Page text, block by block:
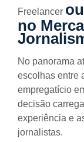
Freelancer
no
No panorama
escolhas entre
empregatício
decisão
experiência e
jornalistas.